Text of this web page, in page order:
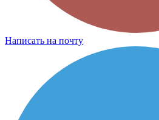
Написать на почту